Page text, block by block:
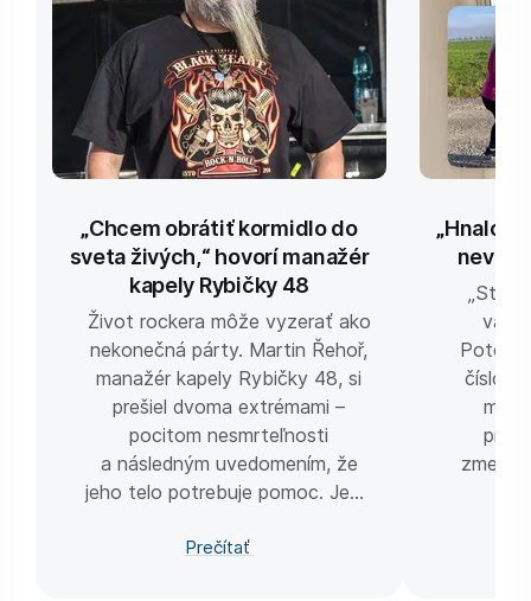
„Chcem obrátiť kormidlo do
sveta živých,“ hovorí manažér
kapely Rybičky 48
Život rockera môže vyzerať ako
nekonečná párty. Martin Řehoř,
manažér kapely Rybičky 48, si
prešiel dvoma extrémami –
pocitom nesmrteľnosti
a následným uvedomením, že
jeho telo potrebuje pomoc. Jeho
vrátiť telu rovnováhu.
Prečítať
„Hnalo
Potom
číslo.
zmeniť